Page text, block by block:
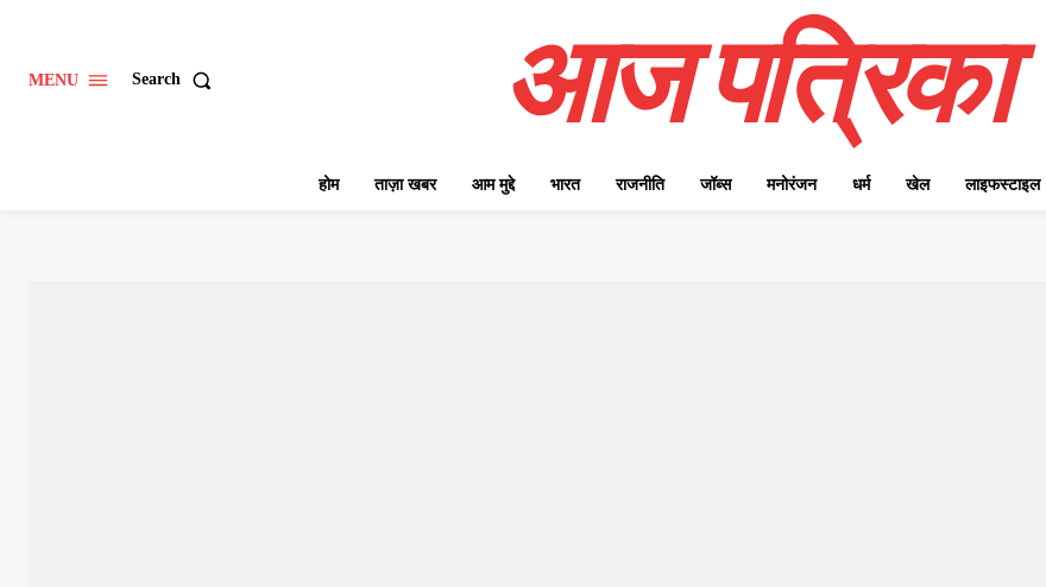
MENU Search आज पत्रिका
होम ताज़ा खबर आम मुद्दे भारत राजनीति जॉब्स मनोरंजन धर्म खेल लाइफस्टाइल